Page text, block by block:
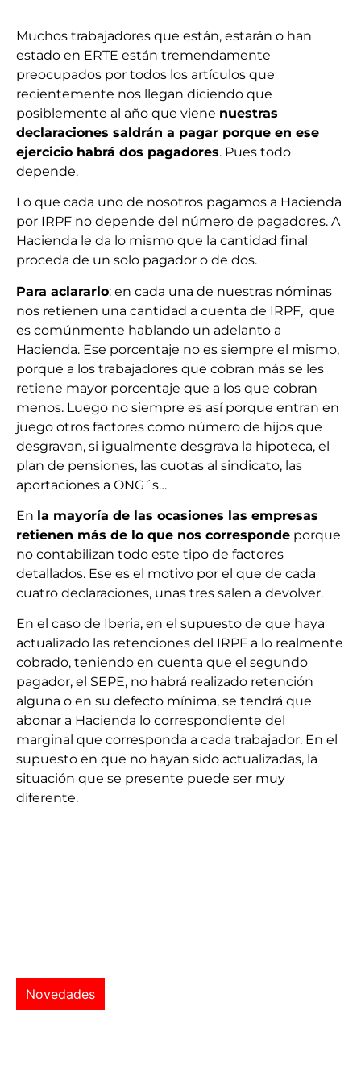
Muchos trabajadores que están, estarán o han
estado en ERTE están tremendamente
preocupados por todos los artículos que
recientemente nos llegan diciendo que
posiblemente al año que viene nuestras
declaraciones saldrán a pagar porque en ese
ejercicio habrá dos pagadores. Pues todo
depende.
Lo que cada uno de nosotros pagamos a Hacienda
por IRPF no depende del número de pagadores. A
Hacienda le da lo mismo que la cantidad final
proceda de un solo pagador o de dos.
Para aclararlo: en cada una de nuestras nóminas
nos retienen una cantidad a cuenta de IRPF, que
es comúnmente hablando un adelanto a
Hacienda. Ese porcentaje no es siempre el mismo,
porque a los trabajadores que cobran más se les
retiene mayor porcentaje que a los que cobran
menos. Luego no siempre es así porque entran en
juego otros factores como número de hijos que
desgravan, si igualmente desgrava la hipoteca, el
plan de pensiones, las cuotas al sindicato, las
aportaciones a ONG´s…
En la mayoría de las ocasiones las empresas
retienen más de lo que nos corresponde porque
no contabilizan todo este tipo de factores
detallados. Ese es el motivo por el que de cada
cuatro declaraciones, unas tres salen a devolver.
En el caso de Iberia, en el supuesto de que haya
actualizado las retenciones del IRPF a lo realmente
cobrado, teniendo en cuenta que el segundo
pagador, el SEPE, no habrá realizado retención
alguna o en su defecto mínima, se tendrá que
abonar a Hacienda lo correspondiente del
marginal que corresponda a cada trabajador. En el
supuesto en que no hayan sido actualizadas, la
situación que se presente puede ser muy
diferente.
Novedades